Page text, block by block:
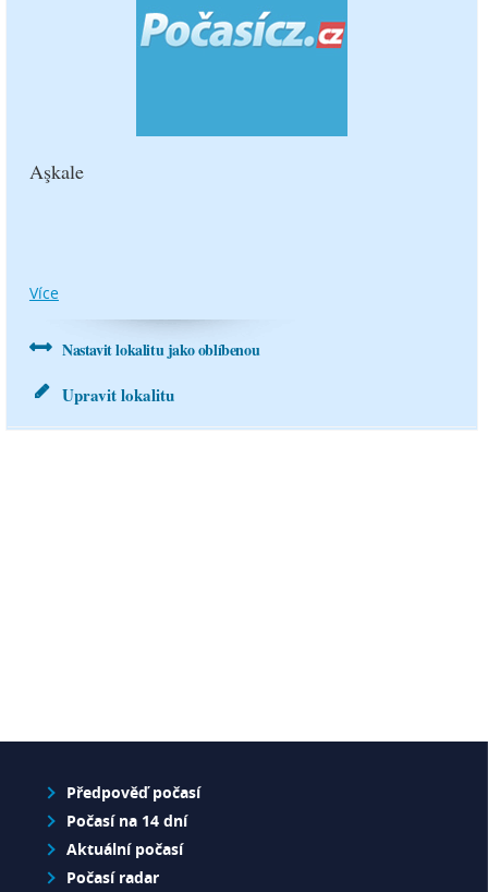
2.4 m/s
0.1 mm
1.8 mm
Aşkale
Více
Nastavit lokalitu jako oblíbenou
Upravit lokalitu
Předpověď počasí
Počasí na 14 dní
Aktuální počasí
Počasí radar